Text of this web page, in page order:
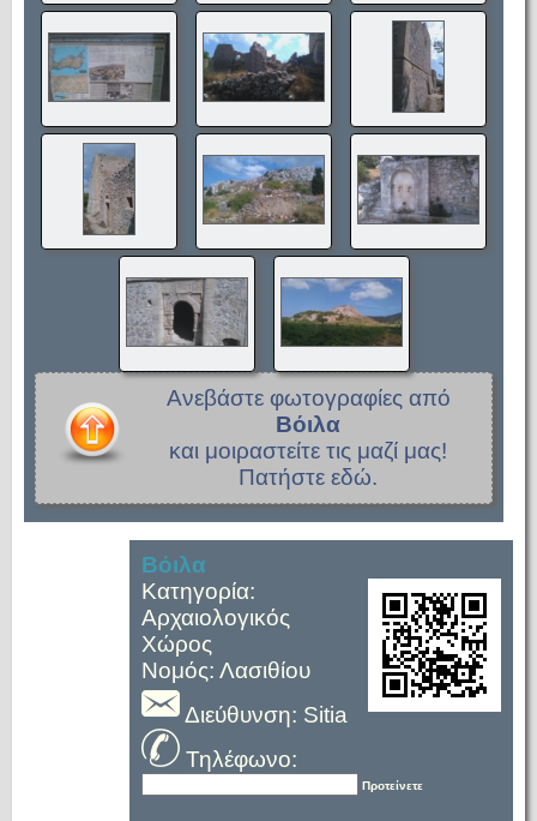
Ανεβάστε φωτογραφίες από
Βόιλα
και μοιραστείτε τις μαζί μας!
Πατήστε εδώ.
Βόιλα
Κατηγορία:
Αρχαιολογικός
Χώρος
Νομός: Λασιθίου
Διεύθυνση: Sitia
Τηλέφωνο:
Προτείνετε